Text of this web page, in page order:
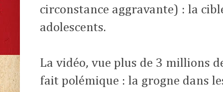
circonstance aggravante) : la
adolescents.
La vidéo, vue plus de 3 millions
fait polémique : la grogne dans